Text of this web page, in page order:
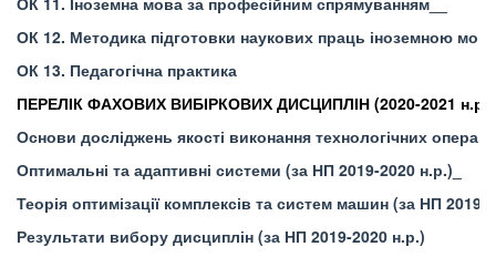
ОК 12. Методика підготовки наукових праць іноземною
ОК 13. Педагогічна практика
ПЕРЕЛІК ФАХОВИХ ВИБІРКОВИХ ДИСЦИПЛІН (2020-2021 н.р.)
Основи досліджень якості виконання технологічних
Оптимальні та адаптивні системи (за НП 2019-2020 н.р.)_
Теорія оптимізації комплексів та систем машин (за НП 2019-
Результати вибору дисциплін (за НП 2019-2020 н.р.)